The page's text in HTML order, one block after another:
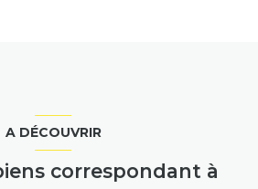
A DÉCOUVRIR
correspondant à